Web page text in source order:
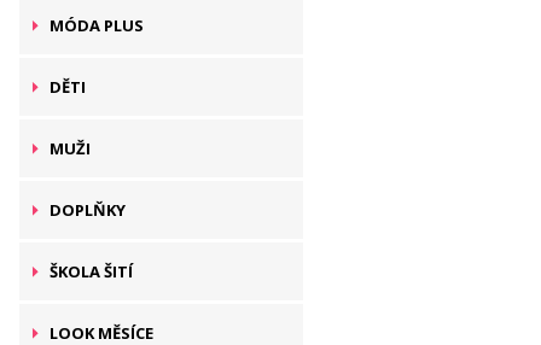
MÓDA PLUS
DĚTI
MUŽI
DOPLŇKY
ŠKOLA ŠITÍ
LOOK MĚSÍCE